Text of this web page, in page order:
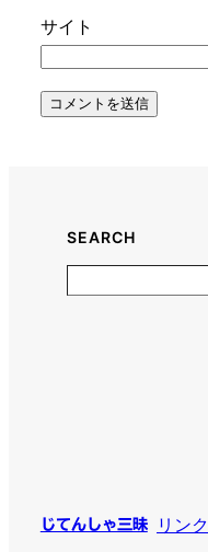
サイト
SEARCH
じてんしゃ三昧 リンク